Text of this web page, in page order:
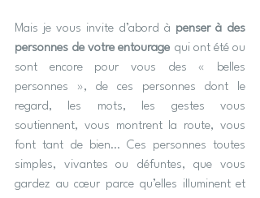
Mais je vous invite d’abord à penser à des
personnes de votre entourage qui ont été ou
sont encore pour vous des « belles
personnes », de ces personnes dont le
regard, les mots, les gestes vous
soutiennent, vous montrent la route, vous
font tant de bien… Ces personnes toutes
simples, vivantes ou défuntes, que vous
gardez au cœur parce qu’elles illuminent et